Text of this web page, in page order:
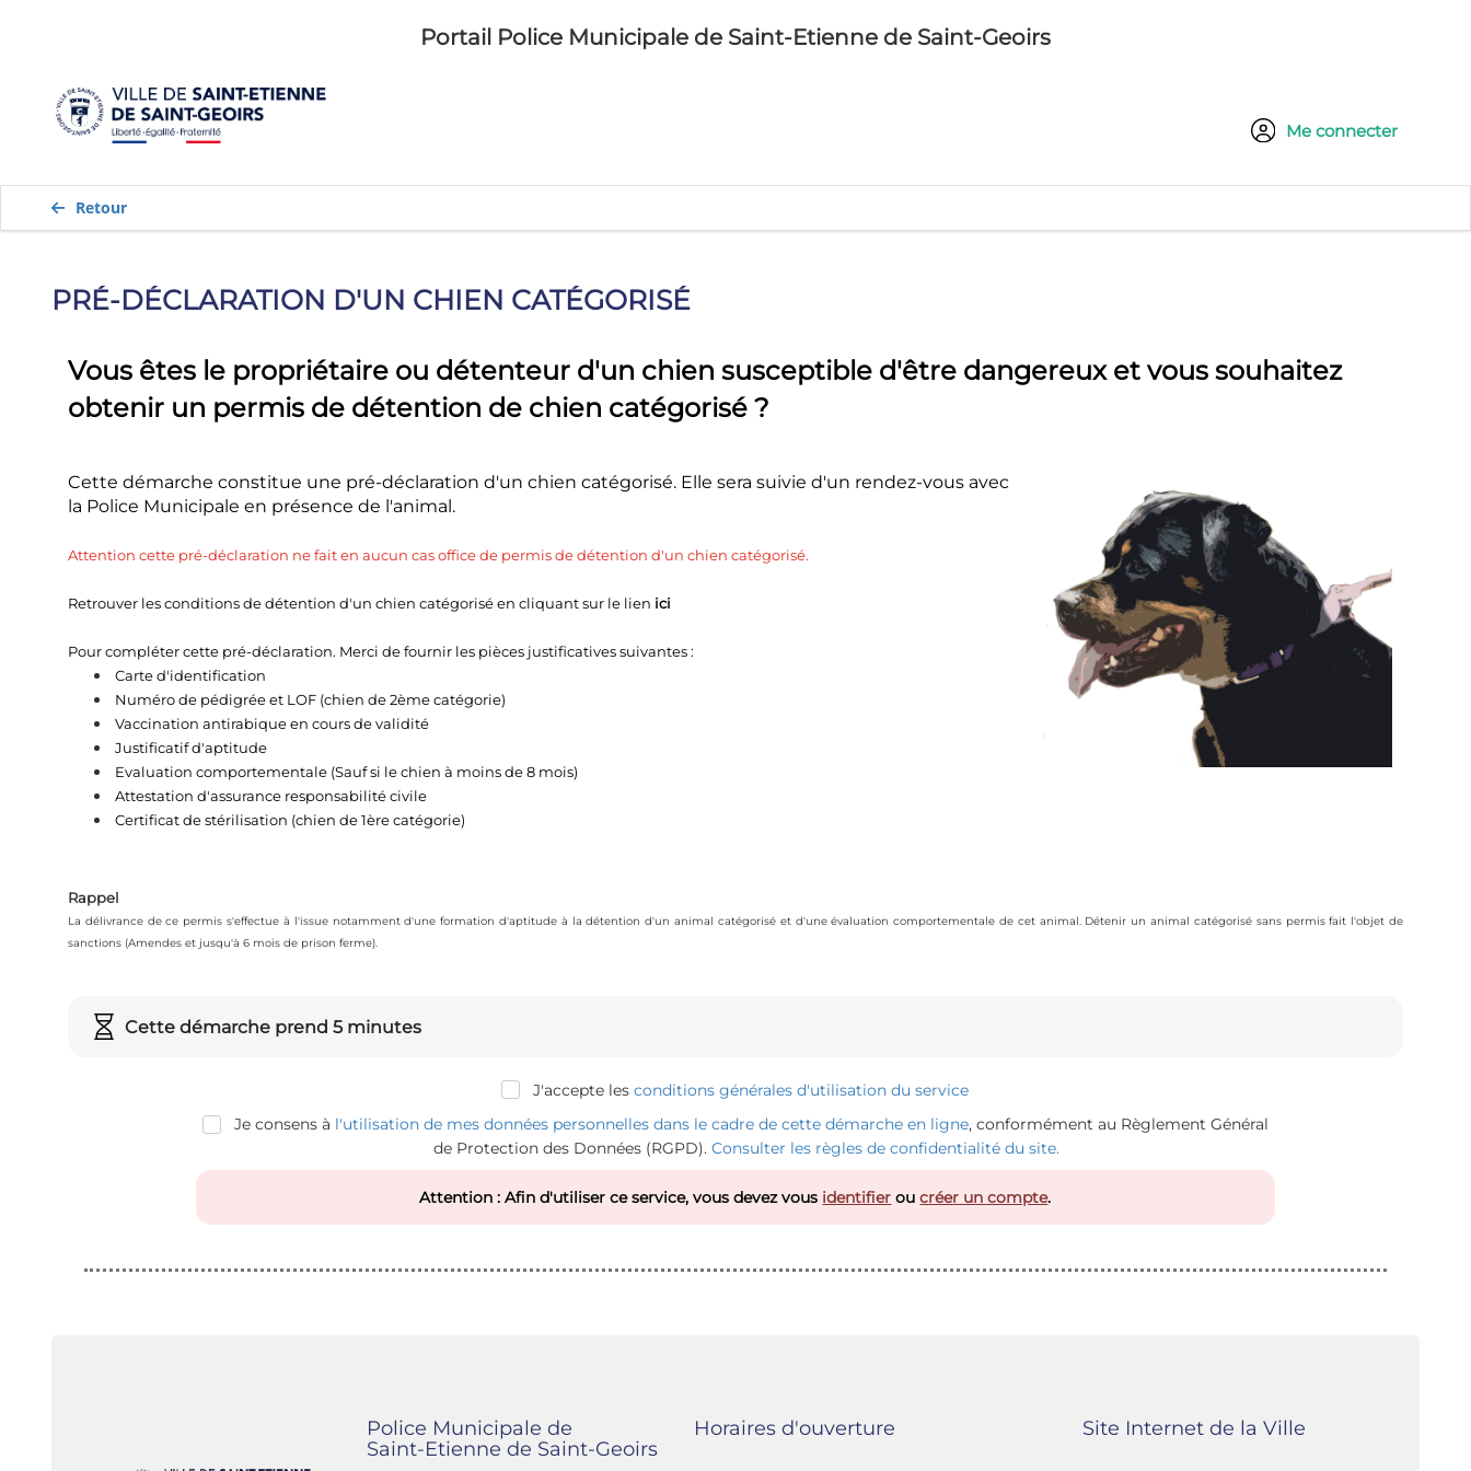
Portail Police Municipale de Saint-Etienne de Saint-Geoirs
Me connecter
Retour
PRÉ-DÉCLARATION D'UN CHIEN CATÉGORISÉ
Vous êtes le propriétaire ou détenteur d'un chien susceptible d'être dangereux et vous souhaitez
obtenir un permis de détention de chien catégorisé ?
Cette démarche constitue une pré-déclaration d'un chien catégorisé. Elle sera suivie d'un rendez-vous avec
la Police Municipale en présence de l'animal.
Attention cette pré-déclaration ne fait en aucun cas office de permis de détention d'un chien catégorisé.
Retrouver les conditions de détention d'un chien catégorisé en cliquant sur le lien ici
Pour compléter cette pré-déclaration. Merci de fournir les pièces justificatives suivantes :
Carte d'identification
Numéro de pédigrée et LOF (chien de 2ème catégorie)
Vaccination antirabique en cours de validité
Justificatif d'aptitude
Evaluation comportementale (Sauf si le chien à moins de 8 mois)
Attestation d'assurance responsabilité civile
Certificat de stérilisation (chien de 1ère catégorie)
Rappel
La délivrance de ce permis s'effectue à l'issue notamment d'une formation d'aptitude à la détention d'un animal catégorisé et d'une évaluation comportementale de cet animal. Détenir un animal catégorisé sans permis fait l'objet de
sanctions (Amendes et jusqu'à 6 mois de prison ferme).
Cette démarche prend 5 minutes
J'accepte lesconditions générales d'utilisation du service
Je consens à l'utilisation de mes données personnelles dans le cadre de cette démarche en ligne, conformément au Règlement Général
de Protection des Données (RGPD). Consulter les règles de confidentialité du site.
Attention : Afin d'utiliser ce service, vous devez vous identifier oucréer un compte.
Police Municipale de
Saint-Etienne de Saint-Geoirs
Horaires d'ouverture Site Internet de la Ville